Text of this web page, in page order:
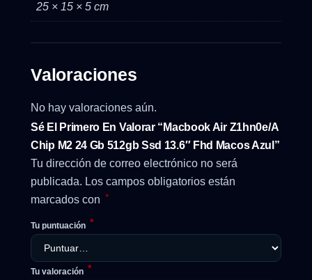
25 × 15 × 5 cm
Valoraciones
No hay valoraciones aún.
Sé El Primero En Valorar “Macbook Air Z1hn0e/A
Chip M2 24 Gb 512gb Ssd 13.6″ Fhd Macos Azul”
Tu dirección de correo electrónico no será
publicada. Los campos obligatorios están
marcados con *
Tu puntuación *
Tu valoración *